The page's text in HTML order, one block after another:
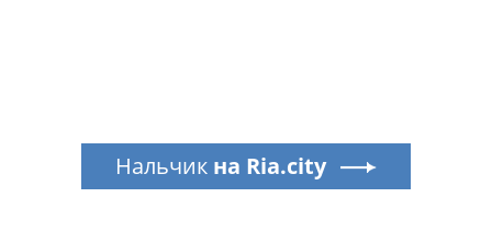
Нальчик на Ria.city